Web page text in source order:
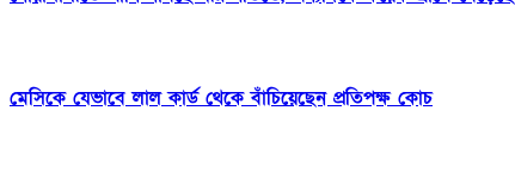
মেসিকে যেভাবে লাল কার্ড থেকে বাঁচিয়েছেন প্রতিপক্ষ কোচ